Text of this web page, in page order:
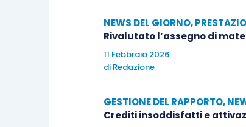
NEWS DEL GIORNO,
Rivalutato l’assegno di
11 Febbraio 2026
di Redazione
GESTIONE DEL RAPPORTO,
Crediti insoddisfatti e